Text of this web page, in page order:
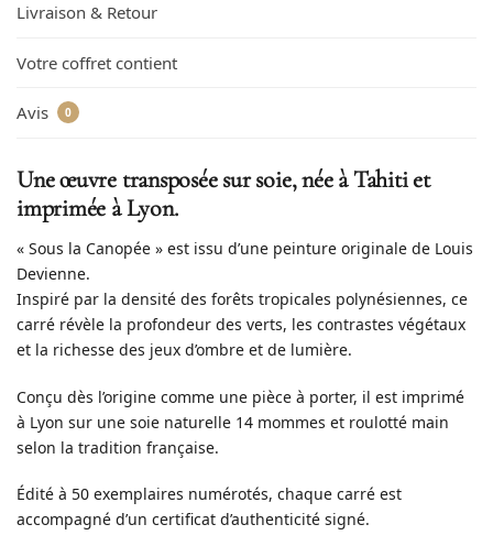
Livraison & Retour
Votre coffret contient
Avis 0
Une œuvre transposée sur soie, née à Tahiti et
imprimée à Lyon.
« Sous la Canopée » est issu d’une peinture originale de Louis
Devienne.
Inspiré par la densité des forêts tropicales polynésiennes, ce
carré révèle la profondeur des verts, les contrastes végétaux
et la richesse des jeux d’ombre et de lumière.
Conçu dès l’origine comme une pièce à porter, il est imprimé
à Lyon sur une soie naturelle 14 mommes et roulotté main
selon la tradition française.
Édité à 50 exemplaires numérotés, chaque carré est
accompagné d’un certificat d’authenticité signé.